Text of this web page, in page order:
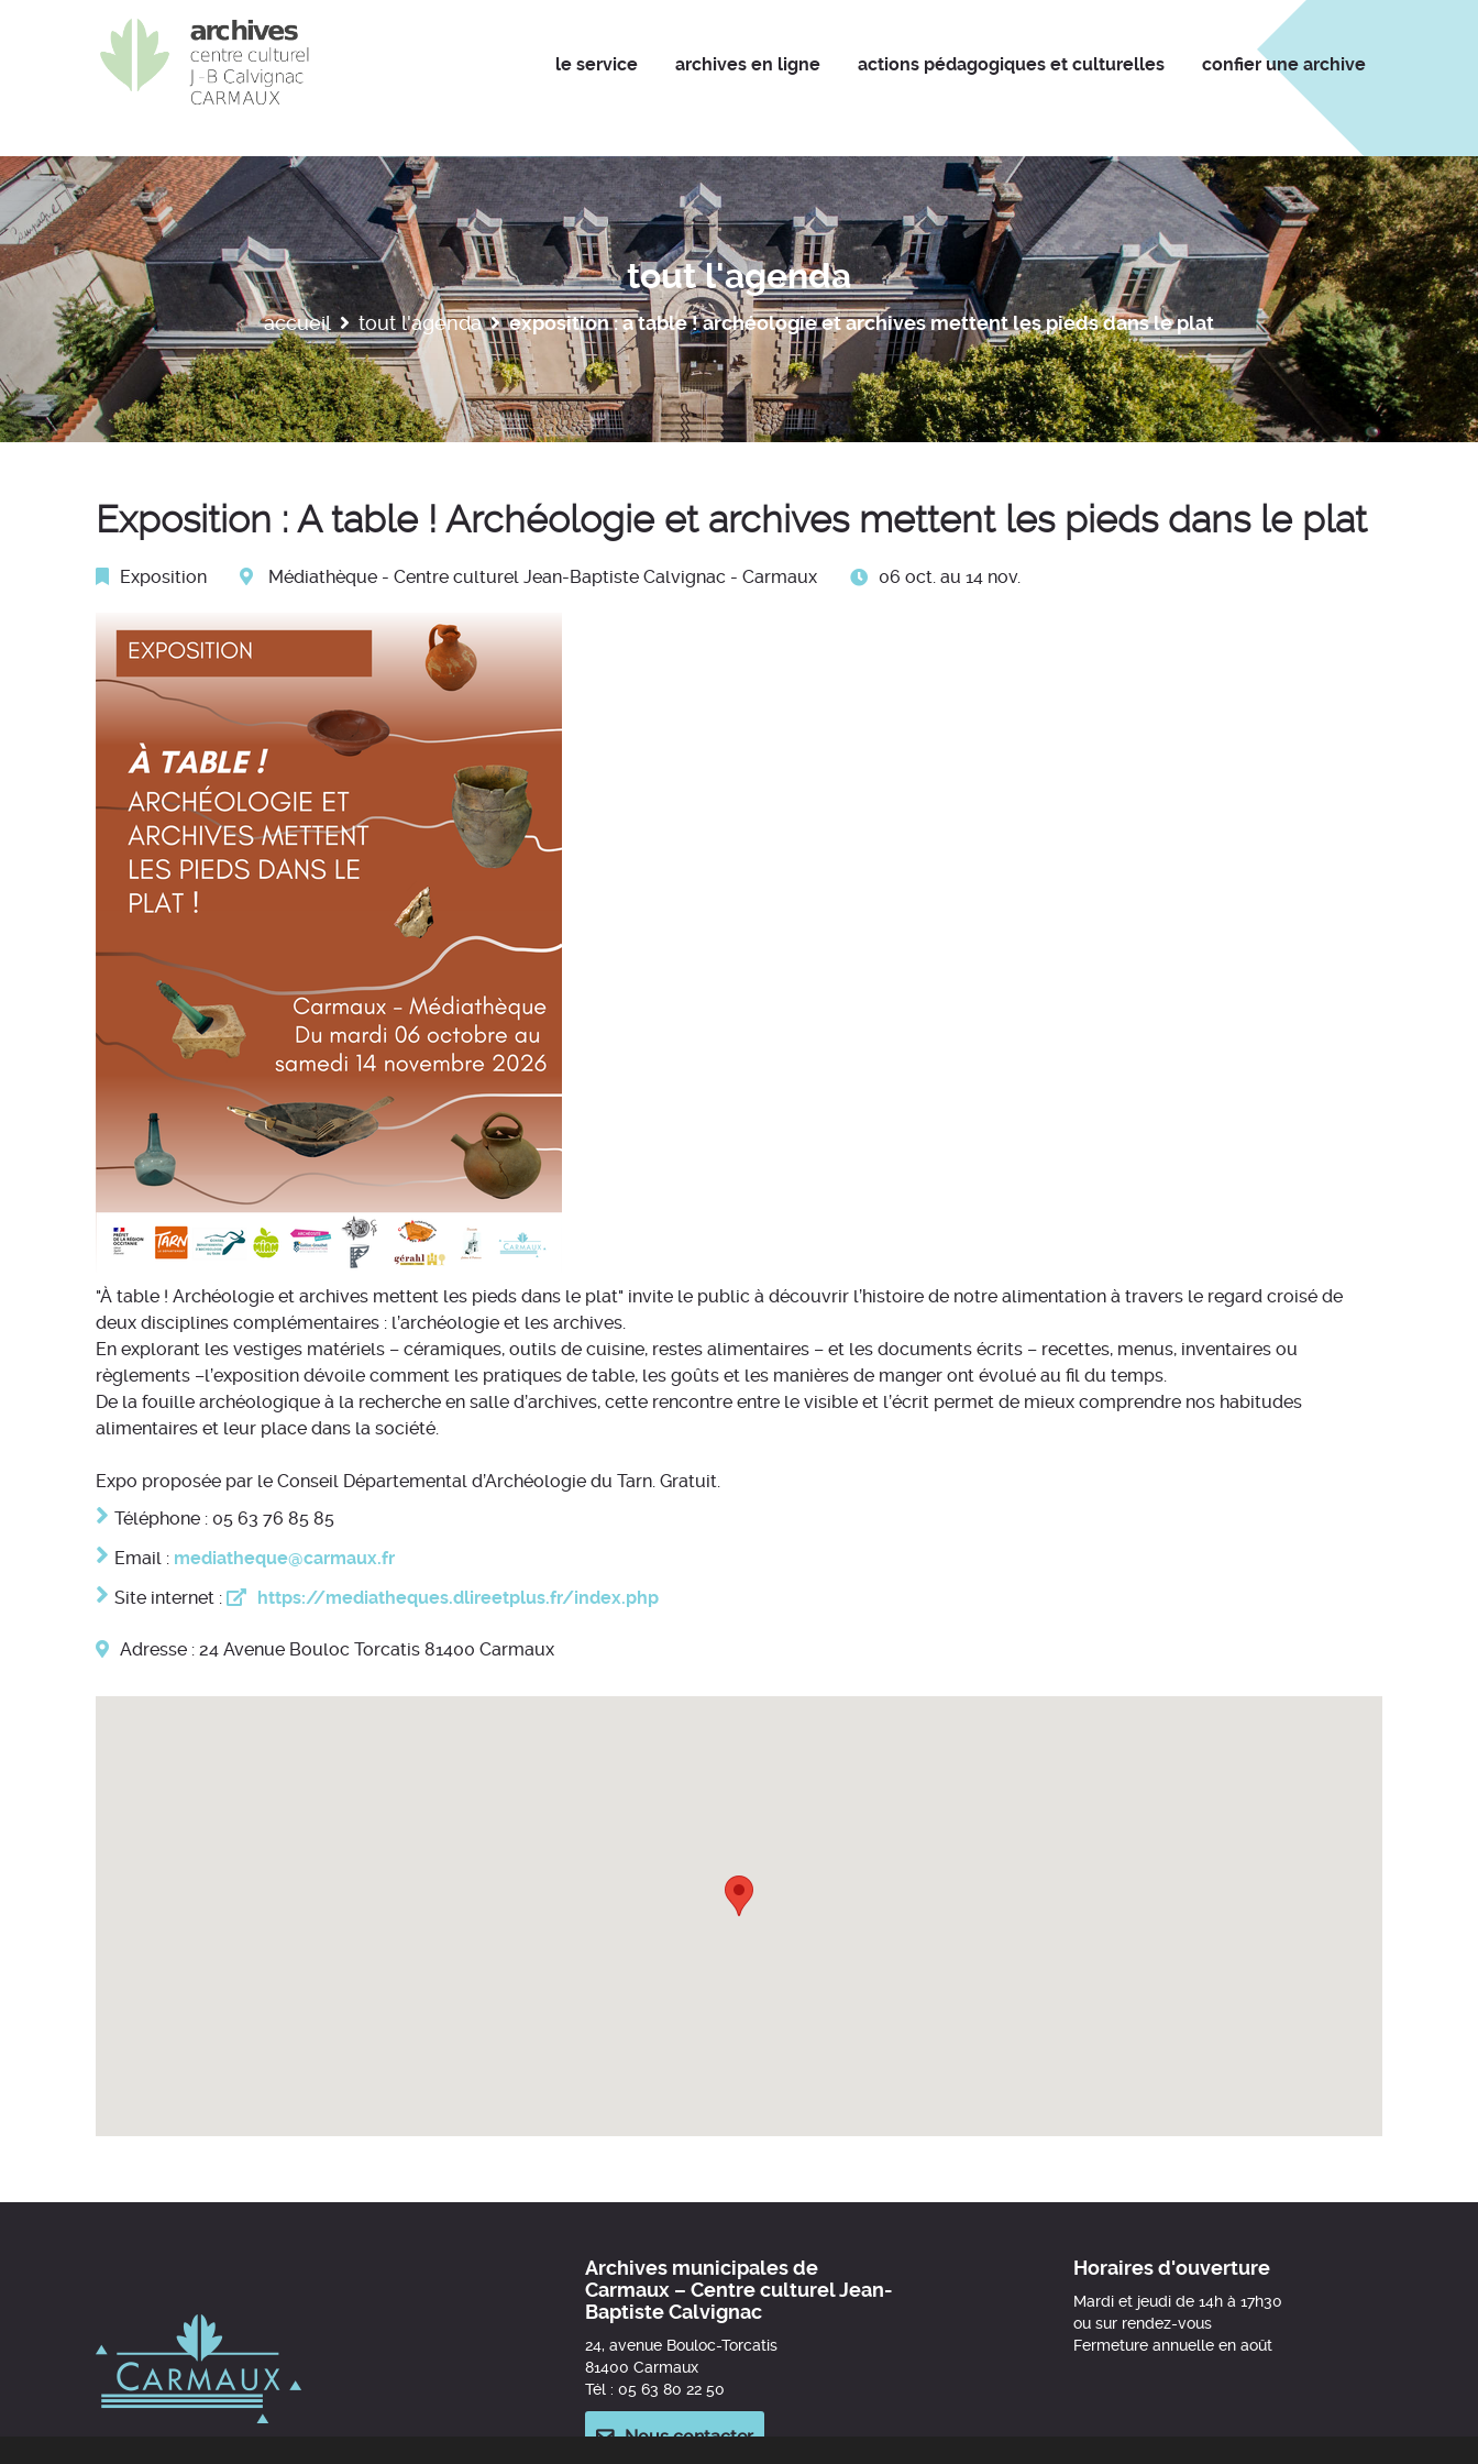
le service archives en ligne actions pédagogiques et culturelles confier une archive
tout l'agenda
accueil tout l'agenda exposition : a table ! archéologie et archives mettent les pieds dans le plat
Exposition : A table ! Archéologie et archives mettent les pieds dans le plat
Catégorie :
Exposition Médiathèque - Centre culturel Jean-Baptiste Calvignac - Carmaux 06 oct. au 14 nov.
"À table ! Archéologie et archives mettent les pieds dans le plat" invite le public à découvrir l’histoire de notre alimentation à travers le regard croisé de
deux disciplines complémentaires : l’archéologie et les archives.
En explorant les vestiges matériels – céramiques, outils de cuisine, restes alimentaires – et les documents écrits – recettes, menus, inventaires ou
règlements –l’exposition dévoile comment les pratiques de table, les goûts et les manières de manger ont évolué au fil du temps.
De la fouille archéologique à la recherche en salle d’archives, cette rencontre entre le visible et l’écrit permet de mieux comprendre nos habitudes
alimentaires et leur place dans la société.
Expo proposée par le Conseil Départemental d’Archéologie du Tarn. Gratuit.
Téléphone : 05 63 76 85 85
Email : mediatheque@carmaux.fr
Site internet :
https://mediatheques.dlireetplus.fr/index.php
Adresse : 24 Avenue Bouloc Torcatis 81400 Carmaux
Archives municipales de
Carmaux – Centre culturel Jean-
Baptiste Calvignac
24, avenue Bouloc-Torcatis
81400 Carmaux
Tél : 05 63 80 22 50
Nous contacter
Horaires d'ouverture
Mardi et jeudi de 14h à 17h30
ou sur rendez-vous
Fermeture annuelle en août